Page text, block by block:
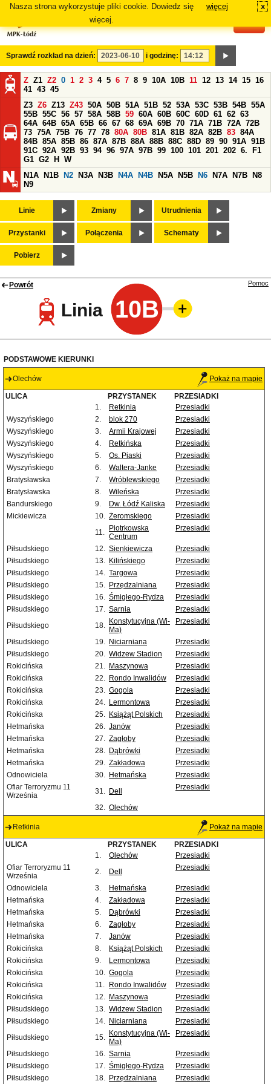
Nasza strona wykorzystuje pliki cookie. Dowiedz się
więcej.
więcej x
Sprawdź rozkład na dzień: i godzinę:
Z Z1 Z2 0 1 2 3 4 5 6 7 8 9 10A 10B 11 12 13 14 15 16
41 43 45
Z3 Z6 Z13 Z43 50A 50B 51A 51B 52 53A 53C 53B 54B 55A
55B 55C 56 57 58A 58B 59 60A 60B 60C 60D 61 62 63
64A 64B 65A 65B 66 67 68 69A 69B 70 71A 71B 72A 72B
73 75A 75B 76 77 78 80A 80B 81A 81B 82A 82B 83 84A
84B 85A 85B 86 87A 87B 88A 88B 88C 88D 89 90 91A 91B
91C 92A 92B 93 94 96 97A 97B 99 100 101 201 202 6.
F1
G1 G2 H
W
N1A
N1B N2 N3A N3B N4A N4B N5A N5B N6 N7A N7B
N8
N9
Linie Zmiany Utrudnienia
Przystanki Połączenia Schematy
Pobierz
Powrót
Linia 10B
Pomoc
PODSTAWOWE KIERUNKI
Olechów Pokaż na mapie
ULICA PRZYSTANEK
PRZESIADKI
1.
Retkinia
Przesiadki
Wyszyńskiego
2. blok 270
Przesiadki
Wyszyńskiego
3. Armii Krajowej
Przesiadki
Wyszyńskiego
4. Retkińska
Przesiadki
Wyszyńskiego
5. Os. Piaski
Przesiadki
Wyszyńskiego
6. Waltera-Janke
Przesiadki
Bratysławska
7. Wróblewskiego
Przesiadki
Bratysławska
8. Wileńska
Przesiadki
Bandurskiego
9. Dw. Łódź Kaliska
Przesiadki
Mickiewicza
10. Żeromskiego
Przesiadki
11.
Piotrkowska
Centrum
Przesiadki
Piłsudskiego 12. Sienkiewicza
Przesiadki
Piłsudskiego
13. Kilińskiego
Przesiadki
Piłsudskiego
14. Targowa
Przesiadki
Piłsudskiego
15. Przędzalniana
Przesiadki
Piłsudskiego
16. Śmigłego-Rydza
Przesiadki
Piłsudskiego
17. Sarnia
Przesiadki
Piłsudskiego
18. Konstytucyjna (Wi-
Ma)
Przesiadki
Piłsudskiego 19. Niciarniana
Przesiadki
Piłsudskiego
20. Widzew Stadion
Przesiadki
Rokicińska
21. Maszynowa
Przesiadki
Rokicińska
22. Rondo Inwalidów
Przesiadki
Rokicińska
23. Gogola
Przesiadki
Rokicińska
24. Lermontowa
Przesiadki
Rokicińska
25. Książąt Polskich
Przesiadki
Hetmańska
26. Janów
Przesiadki
Hetmańska
27. Zagłoby
Przesiadki
Hetmańska
28. Dąbrówki
Przesiadki
Hetmańska
29. Zakładowa
Przesiadki
Odnowiciela
30. Hetmańska
Przesiadki
Ofiar Terroryzmu 11
Września
31. Dell Przesiadki
32. Olechów
Retkinia Pokaż na mapie
ULICA PRZYSTANEK
PRZESIADKI
1.
Olechów
Przesiadki
Ofiar Terroryzmu 11
Września
2. Dell Przesiadki
Odnowiciela 3. Hetmańska
Przesiadki
Hetmańska
4. Zakładowa
Przesiadki
Hetmańska
5. Dąbrówki
Przesiadki
Hetmańska
6. Zagłoby
Przesiadki
Hetmańska
7. Janów
Przesiadki
Rokicińska
8. Książąt Polskich
Przesiadki
Rokicińska
9. Lermontowa
Przesiadki
Rokicińska
10. Gogola
Przesiadki
Rokicińska
11. Rondo Inwalidów
Przesiadki
Rokicińska
12. Maszynowa
Przesiadki
Piłsudskiego
13. Widzew Stadion
Przesiadki
Piłsudskiego
14. Niciarniana
Przesiadki
Piłsudskiego
15. Konstytucyjna (Wi-
Ma)
Przesiadki
Piłsudskiego 16. Sarnia
Przesiadki
Piłsudskiego
17. Śmigłego-Rydza
Przesiadki
Piłsudskiego
18. Przędzalniana Przesiadki